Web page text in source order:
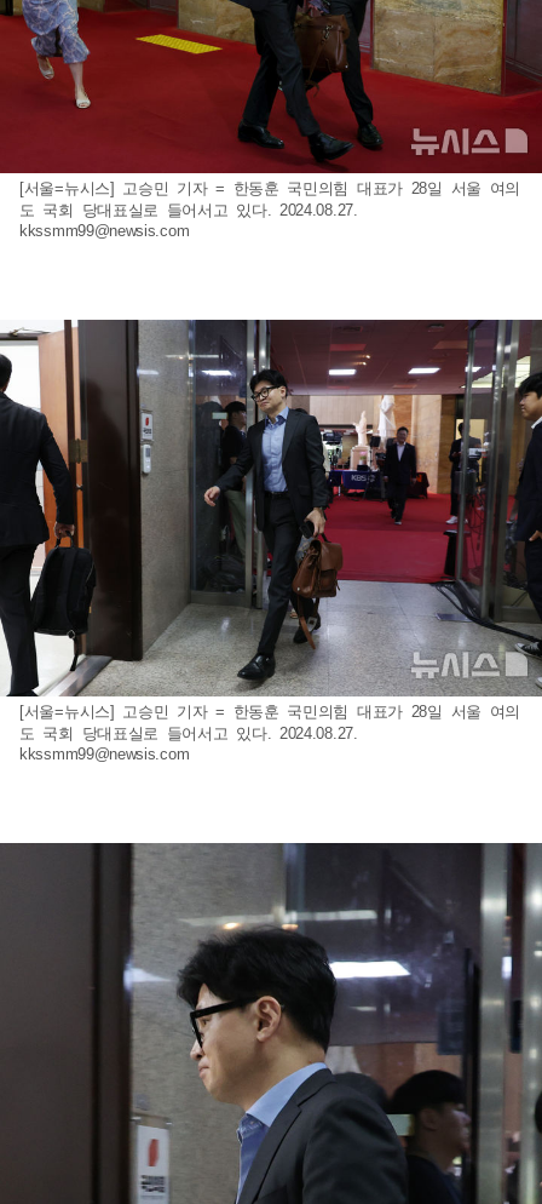
[서울=뉴시스] 고승민 기자 = 한동훈 국민의힘 대표가 28일 서울 여의
도 국회 당대표실로 들어서고 있다. 2024.08.27.
kkssmm99@newsis.com
[서울=뉴시스] 고승민 기자 = 한동훈 국민의힘 대표가 28일 서울 여의
도 국회 당대표실로 들어서고 있다. 2024.08.27.
kkssmm99@newsis.com